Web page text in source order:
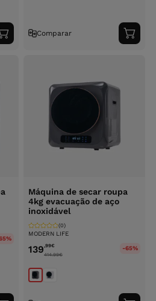
Adicionar
ao
Comparar
ao
Máquina de secar roupa
4kg evacuação de aço
inoxidável
MODERN LIFE
(0)
139,99€
414.99€
-65%